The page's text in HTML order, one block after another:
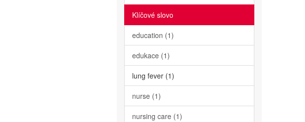
Klíčové slovo
education (1)
edukace (1)
lung fever (1)
nurse (1)
nursing care (1)